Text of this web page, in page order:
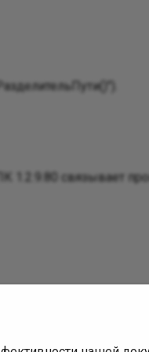
1.2.9.80 связывает